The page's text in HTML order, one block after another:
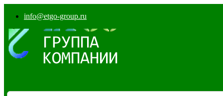
info@etgo-group.ru